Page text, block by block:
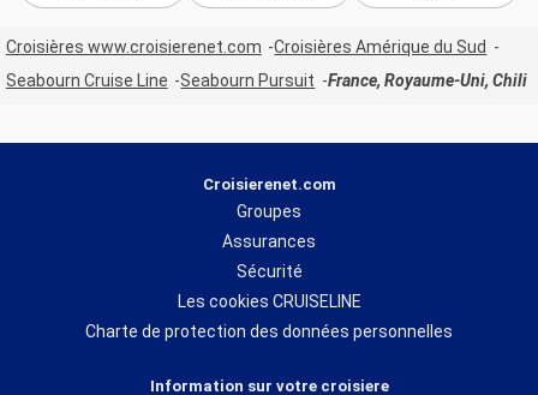
Croisières www.croisierenet.com
Croisières Amérique du Sud
Seabourn Cruise Line
Seabourn Pursuit France, Royaume-Uni, Chili
Croisierenet.com
Groupes
Assurances
Sécurité
Les cookies CRUISELINE
Charte de protection des données personnelles
Information sur votre croisiere